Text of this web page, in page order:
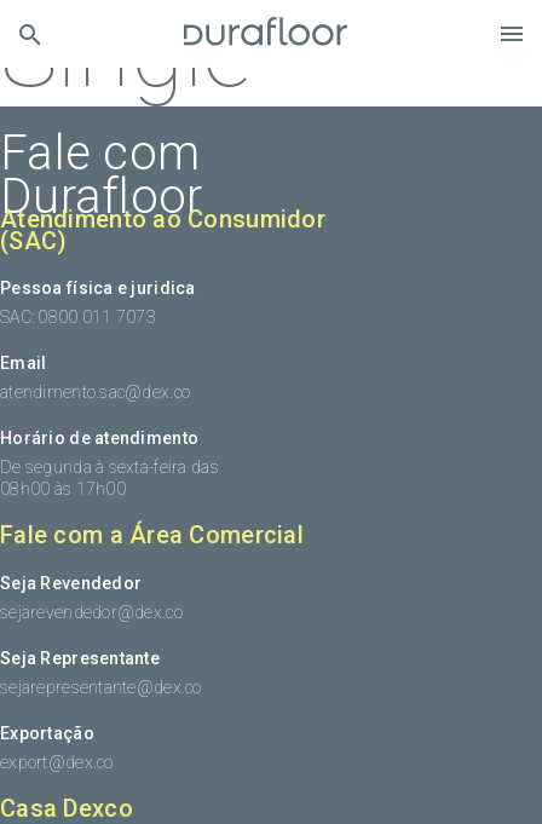
Single
Fale com
Durafloor
Atendimento ao Consumidor
(SAC)
Pessoa física e juridica
SAC: 0800 011 7073
Email
atendimento.sac@dex.co
Horário de atendimento
De segunda à sexta-feira das
08h00 às 17h00
Fale com a Área Comercial
Seja Revendedor
sejarevendedor@dex.co
Seja Representante
sejarepresentante@dex.co
Exportação
export@dex.co
Casa Dexco